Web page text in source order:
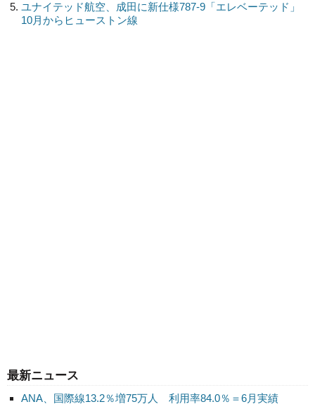
最新ニュース
ANA、国際線13.2％増75万人 利用率84.0％＝6月実績
ユナイテッド航空、成田に新仕様787-9「エレベーテッド」
10月からヒューストン線